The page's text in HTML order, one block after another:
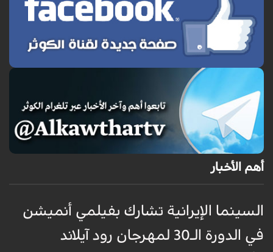
أهم الأخبار
السينما الإيرانية تشارك بفيلمي أنميشن
في الدورة الـ30 لمهرجان رود آيلاند